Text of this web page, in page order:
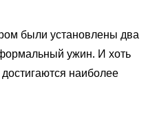
были установлены два
ужин. И хоть
наиболее